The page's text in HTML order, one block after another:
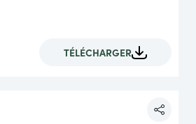
TÉLÉCHARGER